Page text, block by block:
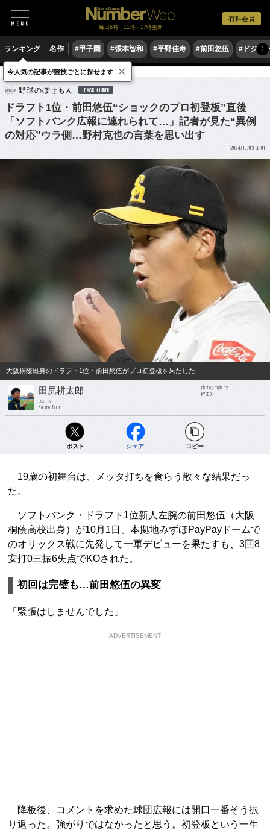
有料会員
毎日6時・11時・17時更新
ランキング 名作 #甲子園 #張本智和 #平野佳寿 #前田悠伍 #ドジャ
〉
野球 プロ野球
野球のぼせもん BACK NUMBER
ドラフト1位・前田悠伍“ショックのプロ初登板”直後
「ソフトバンク広報に連れられて…」記者が見た“異例
の対応”ウラ側…野村克也の言葉を思い出す
2024/10/03 06:01
大阪桐蔭出身のドラフト1位・前田悠伍がプロ初登板を果たした
田尻耕太郎
text by
Kotaro Tajiri
photograph by
KYODO
ポスト シェア コピー
19歳の初舞台は、メッタ打ちを食らう散々な結果だっ
た。
ソフトバンク・ドラフト1位新人左腕の前田悠伍（大阪
桐蔭高校出身）が10月1日、本拠地みずほPayPayドームで
のオリックス戦に先発して一軍デビューを果たすも、3回8
安打0三振6失点でKOされた。
初回は完璧も…前田悠伍の異変
「緊張はしませんでした」
ADVERTISEMENT
降板後、コメントを求めた球団広報には開口一番そう振
り返った。強がりではなかったと思う。初登板という一生
今人気の記事が競技ごとに探せます ×